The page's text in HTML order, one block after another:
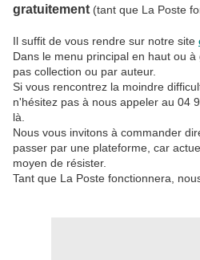
gratuitement (tant que La Poste
Il suffit de vous rendre sur notre site
Dans le menu principal en haut ou
pas collection ou par auteur.
Si vous rencontrez la moindre
n'hésitez pas à nous appeler au 04
là.
Nous vous invitons à commander
passer par une plateforme, car
moyen de résister.
Tant que La Poste fonctionnera,